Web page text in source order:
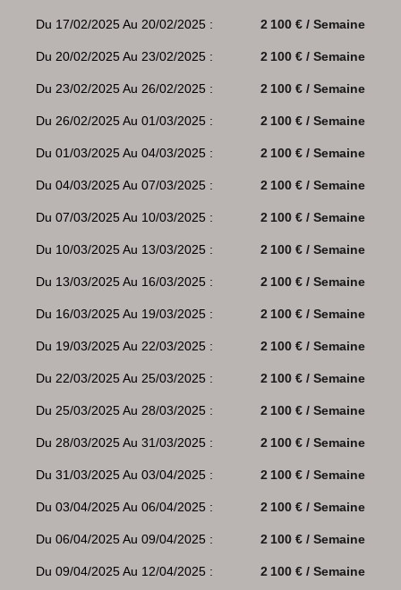
Du 17/02/2025 Au 20/02/2025 : 2 100 € / Semaine
Du 20/02/2025 Au 23/02/2025 : 2 100 € / Semaine
Du 23/02/2025 Au 26/02/2025 : 2 100 € / Semaine
Du 26/02/2025 Au 01/03/2025 : 2 100 € / Semaine
Du 01/03/2025 Au 04/03/2025 : 2 100 € / Semaine
Du 04/03/2025 Au 07/03/2025 : 2 100 € / Semaine
Du 07/03/2025 Au 10/03/2025 : 2 100 € / Semaine
Du 10/03/2025 Au 13/03/2025 : 2 100 € / Semaine
Du 13/03/2025 Au 16/03/2025 : 2 100 € / Semaine
Du 16/03/2025 Au 19/03/2025 : 2 100 € / Semaine
Du 19/03/2025 Au 22/03/2025 : 2 100 € / Semaine
Du 22/03/2025 Au 25/03/2025 : 2 100 € / Semaine
Du 25/03/2025 Au 28/03/2025 : 2 100 € / Semaine
Du 28/03/2025 Au 31/03/2025 : 2 100 € / Semaine
Du 31/03/2025 Au 03/04/2025 : 2 100 € / Semaine
Du 03/04/2025 Au 06/04/2025 : 2 100 € / Semaine
Du 06/04/2025 Au 09/04/2025 : 2 100 € / Semaine
Du 09/04/2025 Au 12/04/2025 : 2 100 € / Semaine